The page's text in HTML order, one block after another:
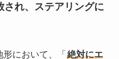
され、ステアリングに
において、「 絶対にエ